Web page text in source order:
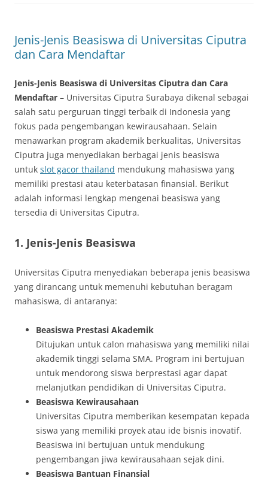
Jenis-Jenis Beasiswa di Universitas Ciputra
dan Cara Mendaftar
Jenis-Jenis Beasiswa di Universitas Ciputra dan Cara
Mendaftar – Universitas Ciputra Surabaya dikenal sebagai
salah satu perguruan tinggi terbaik di Indonesia yang
fokus pada pengembangan kewirausahaan. Selain
menawarkan program akademik berkualitas, Universitas
Ciputra juga menyediakan berbagai jenis beasiswa
untuk slot gacor thailand mendukung mahasiswa yang
memiliki prestasi atau keterbatasan finansial. Berikut
adalah informasi lengkap mengenai beasiswa yang
tersedia di Universitas Ciputra.
1. Jenis-Jenis Beasiswa
Universitas Ciputra menyediakan beberapa jenis beasiswa
yang dirancang untuk memenuhi kebutuhan beragam
mahasiswa, di antaranya:
Beasiswa Prestasi Akademik
Ditujukan untuk calon mahasiswa yang memiliki nilai
akademik tinggi selama SMA. Program ini bertujuan
untuk mendorong siswa berprestasi agar dapat
melanjutkan pendidikan di Universitas Ciputra.
Beasiswa Kewirausahaan
Universitas Ciputra memberikan kesempatan kepada
siswa yang memiliki proyek atau ide bisnis inovatif.
Beasiswa ini bertujuan untuk mendukung
pengembangan jiwa kewirausahaan sejak dini.
Beasiswa Bantuan Finansial